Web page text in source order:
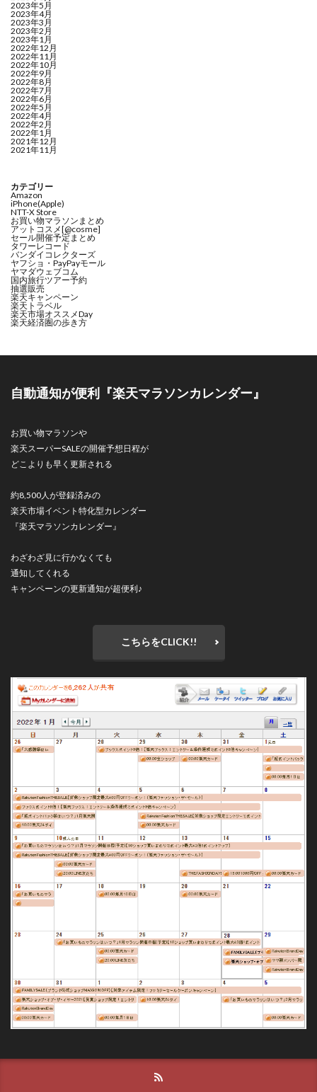
2023年5月
2023年4月
2023年3月
2023年2月
2023年1月
2022年12月
2022年11月
2022年10月
2022年9月
2022年8月
2022年7月
2022年6月
2022年5月
2022年4月
2022年2月
2022年1月
2021年12月
2021年11月
カテゴリー
Amazon
iPhone(Apple)
NTT-X Store
お買い物マラソンまとめ
アットコスメ[@cosme]
セール開催予定まとめ
タワーレコード
バンダイコレクターズ
ヤフショ・PayPayモール
ヤマダウェブコム
国内旅行ツアー予約
抽選販売
楽天キャンペーン
楽天トラベル
楽天市場オススメDay
楽天経済圏の歩き方
自動通知が便利『楽天マラソンカレンダー』
お買い物マラソンや
楽天スーパーSALEの開催予想日程が
どこよりも早く更新される
約8,500人が登録済みの
楽天市場イベント特化型カレンダー
『楽天マラソンカレンダー』
わざわざ見に行かなくても
通知してくれる
キャンペーンの更新通知が超便利♪
こちらをCLICK!!